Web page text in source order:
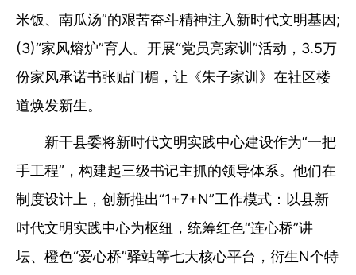
米饭、南瓜汤”的艰苦奋斗精神注入新时代文明基因;
(3)“家风熔炉”育人。开展“党员亮家训”活动，3.5万
份家风承诺书张贴门楣，让《朱子家训》在社区楼
道焕发新生。
新干县委将新时代文明实践中心建设作为“一把
手工程”，构建起三级书记主抓的领导体系。他们在
制度设计上，创新推出“1+7+N”工作模式：以县新
时代文明实践中心为枢纽，统筹红色“连心桥”讲
坛、橙色“爱心桥”驿站等七大核心平台，衍生N个特